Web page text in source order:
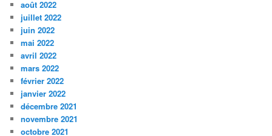
août 2022
juillet 2022
juin 2022
mai 2022
avril 2022
mars 2022
février 2022
janvier 2022
décembre 2021
novembre 2021
octobre 2021